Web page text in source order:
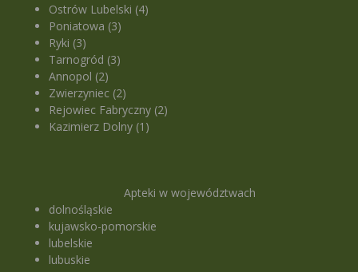
Ostrów Lubelski (4)
Poniatowa (3)
Ryki (3)
Tarnogród (3)
Annopol (2)
Zwierzyniec (2)
Rejowiec Fabryczny (2)
Kazimierz Dolny (1)
Apteki w województwach
dolnośląskie
kujawsko-pomorskie
lubelskie
lubuskie